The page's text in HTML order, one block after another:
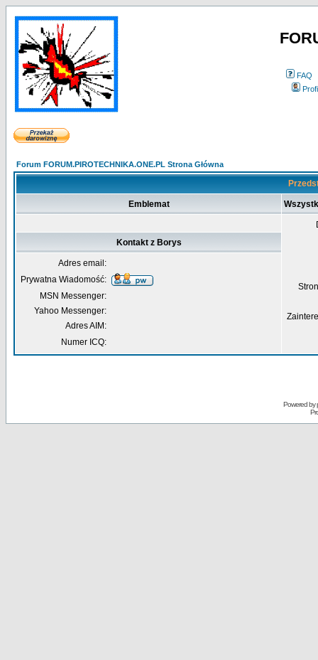
FAQ
Forum FORUM.PIROTECHNIKA.ONE.PL Strona Główna
Emblemat
Kontakt z Borys
Adres email:
Prywatna Wiadomość:
MSN Messenger:
Yahoo Messenger:
Adres AIM:
Numer ICQ:
Powered by